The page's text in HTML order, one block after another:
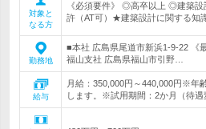
対象と
なる方
《必須要件》 ◎高卒以上 ◎建築
許（AT可）★建築設計に関する知
勤務地
■本社 広島県尾道市新浜1-9-22 《
福山支社 広島県福山市引野…
給与
月給：350,000円～440,000円※年
します。※試用期間：2か月（待遇